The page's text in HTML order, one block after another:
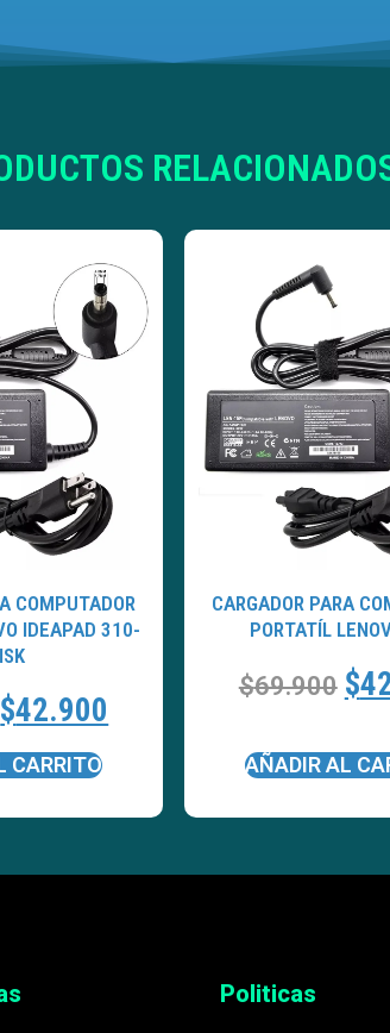
COMPUTADOR
IDEAPAD 310-
$42.900
CARRITO
CARGADOR PARA
PORTATÍL
$69.900 $
AÑADIR AL
Politicas